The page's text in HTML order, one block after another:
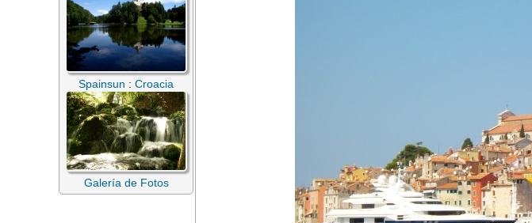
Spainsun : Croacia
Galería de Fotos